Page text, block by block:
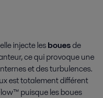
injecte lesbouesde
ce qui provoque une
et des turbulences.
est totalement différent
puisque les boues